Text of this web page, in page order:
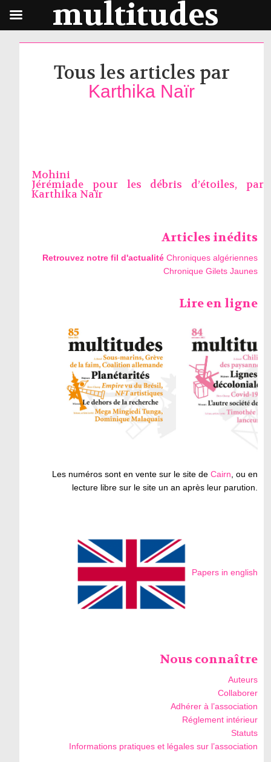
Tous les articles par
Karthika Naïr
Mohini
Jérémiade pour les débris d’étoiles, par
Karthika Naïr
Articles inédits
Retrouvez notre fil d'actualité Chroniques algériennes
Chronique Gilets Jaunes
Lire en ligne
Les numéros sont en vente sur le site deCairn, ou en
lecture libre sur le site un an après leur parution.
Papers in english
Nous connaître
Auteurs
Collaborer
Adhérer à l’association
Réglement intérieur
Statuts
Informations pratiques et légales sur l’association
multitudes